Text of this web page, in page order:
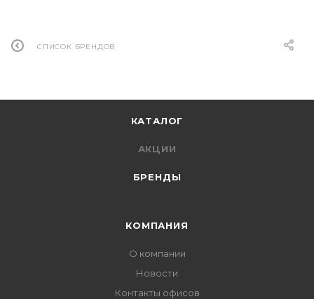
СПИСОК БРЕНДОВ
КАТАЛОГ
АКЦИИ
БРЕНДЫ
КОМПАНИЯ
О компании
Новости
Контакты офисов